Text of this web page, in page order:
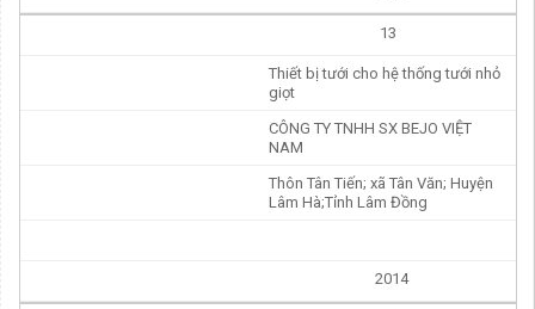
13
Thiết bị tưới cho hệ thống tưới nhỏ
giọt
CÔNG TY TNHH SX BEJO VIỆT
NAM
Thôn Tân Tiến; xã Tân Văn; Huyện
Lâm Hà;Tỉnh Lâm Đồng
2014